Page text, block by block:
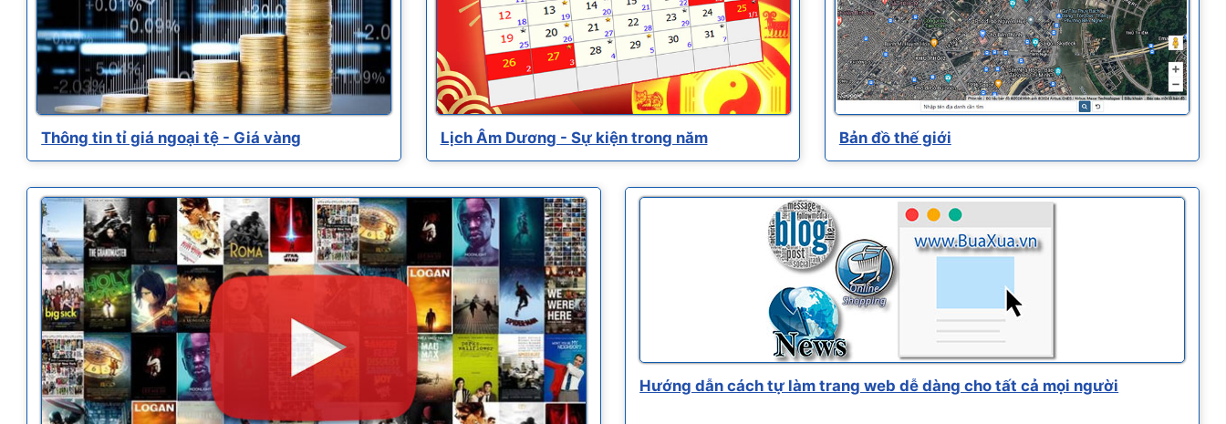
Thông tin tỉ giá ngoại tệ - Giá vàng Lịch Âm Dương - Sự kiện trong năm Bản đồ thế giới
Hướng dẫn cách tự làm trang web dễ dàng cho tất cả mọi người